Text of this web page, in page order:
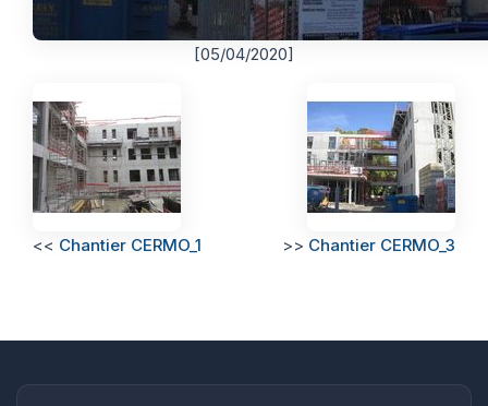
[05/04/2020]
<< Chantier CERMO_1 >> Chantier CERMO_3